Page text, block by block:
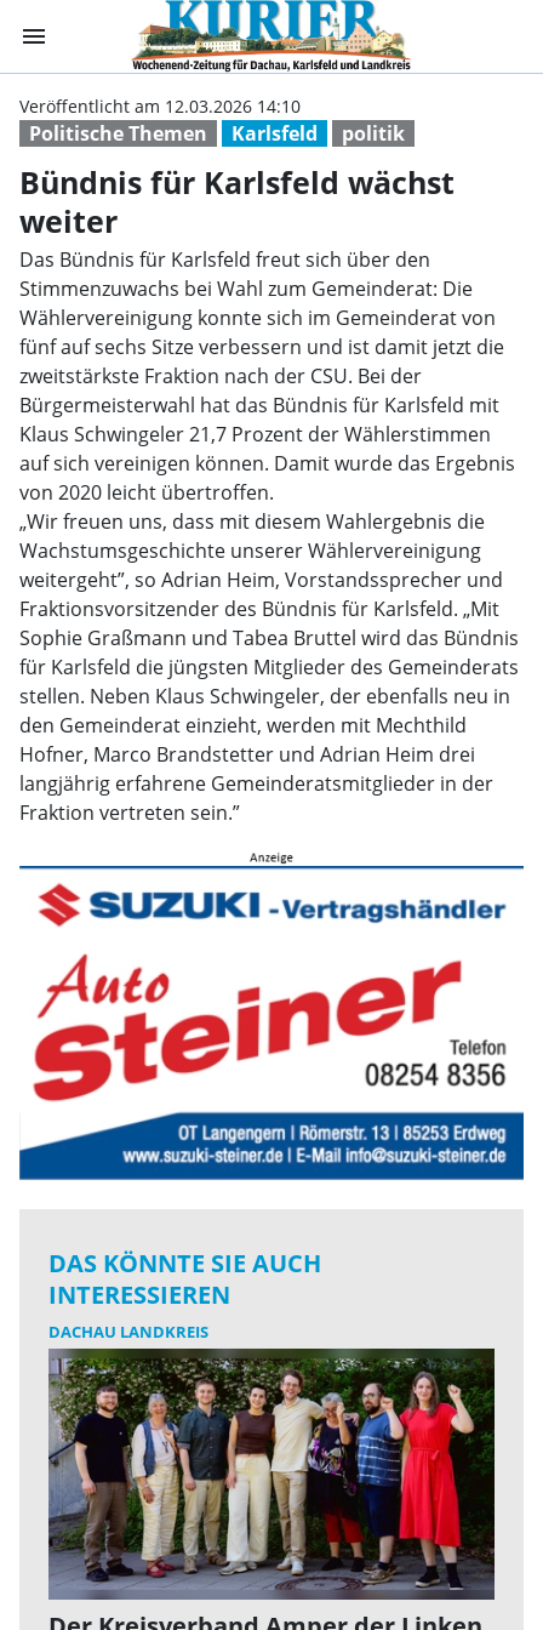
menu Bündnis für
Politische Themen Karlsfeld politik
Veröffentlicht am 12.03.2026 14:10
Bündnis für Karlsfeld wächst
weiter
Das Bündnis für Karlsfeld freut sich über den
Stimmenzuwachs bei Wahl zum Gemeinderat: Die
Wählervereinigung konnte sich im Gemeinderat von
fünf auf sechs Sitze verbessern und ist damit jetzt die
zweitstärkste Fraktion nach der CSU. Bei der
Bürgermeisterwahl hat das Bündnis für Karlsfeld mit
Klaus Schwingeler 21,7 Prozent der Wählerstimmen
auf sich vereinigen können. Damit wurde das Ergebnis
von 2020 leicht übertroffen.
„Wir freuen uns, dass mit diesem Wahlergebnis die
Wachstumsgeschichte unserer Wählervereinigung
weitergeht”, so Adrian Heim, Vorstandssprecher und
Fraktionsvorsitzender des Bündnis für Karlsfeld. „Mit
Sophie Graßmann und Tabea Bruttel wird das Bündnis
für Karlsfeld die jüngsten Mitglieder des Gemeinderats
stellen. Neben Klaus Schwingeler, der ebenfalls neu in
den Gemeinderat einzieht, werden mit Mechthild
Hofner, Marco Brandstetter und Adrian Heim drei
langjährig erfahrene Gemeinderatsmitglieder in der
Fraktion vertreten sein.”
DAS KÖNNTE SIE AUCH
INTERESSIEREN
DACHAU LANDKREIS